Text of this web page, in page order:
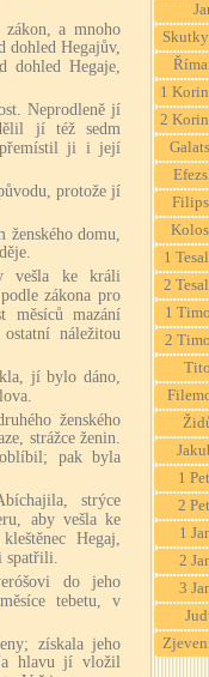
a mnoho
dohled Hegajův,
dohled Hegaje,
Neprodleně jí
jí též sedm
přemístil ji i její
protože jí
domu,
vešla ke králi
zákona pro
měsíců mazání
náležitou
jí bylo dáno,
ženského
strážce ženin.
pak byla
strýce
aby vešla ke
Hegaj,
spatřili.
do jeho
tebetu, v
získala jeho
hlavu jí vložil
1
2
1
2
1
2
1
2
1
2
3